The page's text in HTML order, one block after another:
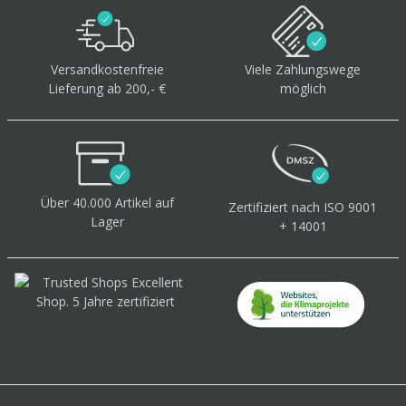
Versandkostenfreie
Lieferung ab 200,- €
Viele Zahlungswege
möglich
Über 40.000 Artikel auf
Lager
Zertifiziert nach ISO 9001
+ 14001